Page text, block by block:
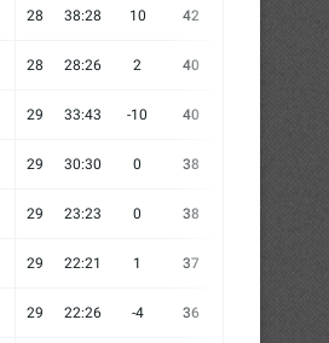
28 38:28 10 42
28 28:26 2 40
29 33:43 -10 40
29 30:30 0 38
29 23:23 0 38
29 22:21 1 37
29 22:26 -4 36